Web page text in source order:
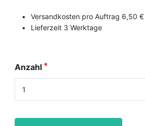
Versandkosten pro Auftrag 6,50
Lieferzeit 3 Werktage
Anzahl